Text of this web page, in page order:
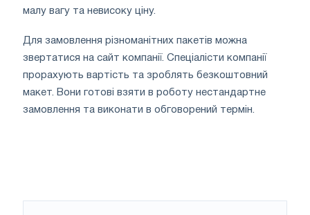
малу вагу та невисоку ціну.
Для замовлення різноманітних пакетів можна
звертатися на сайт компанії. Спеціалісти компанії
прорахують вартість та зроблять безкоштовний
макет. Вони готові взяти в роботу нестандартне
замовлення та виконати в обговорений термін.